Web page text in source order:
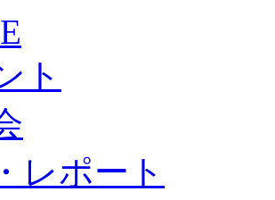
ト
レポート